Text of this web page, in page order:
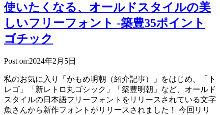
使いたくなる、オールドスタイルの美
しいフリーフォント -築豊35ポイント
ゴチック
Post on:2024年2月5日
私のお気に入り「かもめ明朝（紹介記事）」をはじめ、「ト
レゴ」「新レトロ丸ゴシック」「築豊明朝」など、オールド
スタイルの日本語フリーフォントをリリースされている文字
魚さんから新作フォントがリリースされました！ 今回リリ